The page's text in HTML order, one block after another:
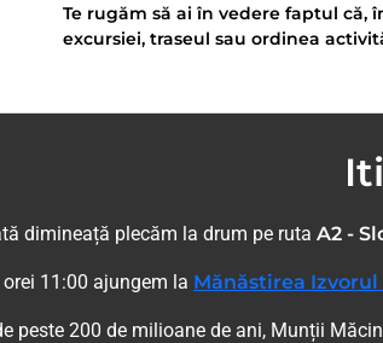
Te rugăm să ai în vedere faptul
excursiei, traseul sau ordinea
dimineață plecăm la drum pe ruta A2 -
11:00 ajungem la Mănăstirea
peste 200 de milioane de ani, Munții